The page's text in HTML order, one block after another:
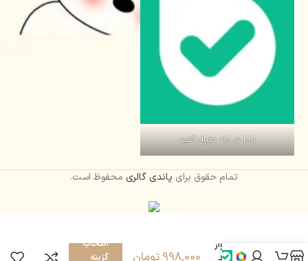
مارا در بله دنبال کنید
تمام حقوق برای پاندی گالری محفوظ است.
تیشرت شلوار
عروسکی کد
998,000 تومان
انتخاب
گزینه